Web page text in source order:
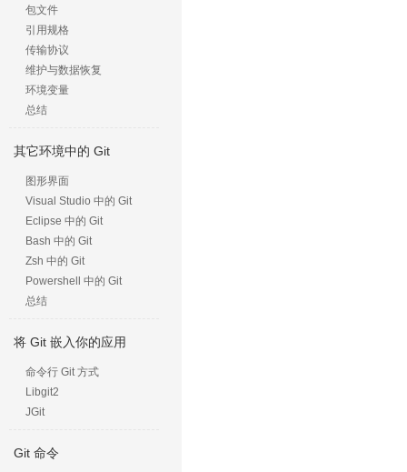
包文件
引用规格
传输协议
维护与数据恢复
环境变量
总结
其它环境中的 Git
图形界面
Visual Studio 中的 Git
Eclipse 中的 Git
Bash 中的 Git
Zsh 中的 Git
Powershell 中的 Git
总结
将 Git 嵌入你的应用
命令行 Git 方式
Libgit2
JGit
Git 命令